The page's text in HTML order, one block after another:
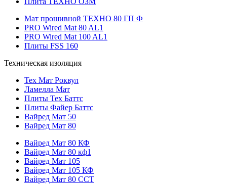
Мат прошивной ТЕХНО 80 ГП Ф
PRO Wired Mat 80 AL1
PRO Wired Mat 100 AL1
Плиты FSS 160
Техническая изоляция
Тех Мат Роквул
Ламелла Мат
Плиты Тех Баттс
Плиты Файер Баттс
Вайред Мат 50
Вайред Мат 80
Вайред Мат 80 КФ
Вайред Мат 80 кф1
Вайред Мат 105
Вайред Мат 105 КФ
Вайред Мат 80 ССТ